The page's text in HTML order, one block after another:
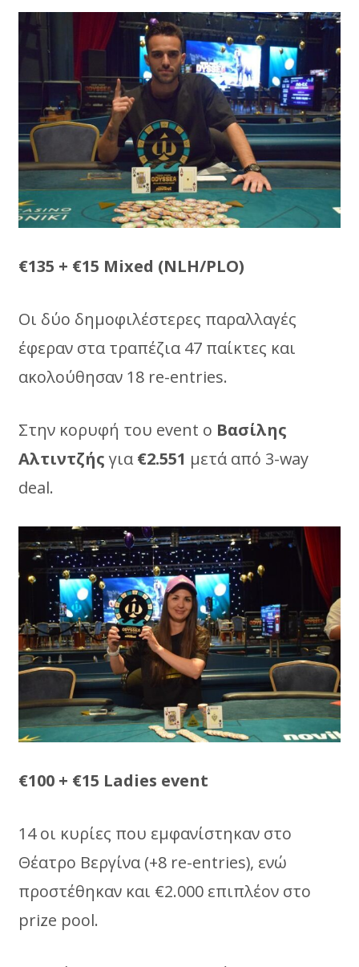
€135 + €15 Μixed (NLH/PLO)
Οι δύο δημοφιλέστερες παραλλαγές
έφεραν στα τραπέζια 47 παίκτες και
ακολούθησαν 18 re-entries.
Στην κορυφή του event o Βασίλης
Αλτιντζήςγια €2.551 μετά από 3-way
deal.
€100 + €15 Ladies event
14 οι κυρίες που εμφανίστηκαν στο
Θέατρο Βεργίνα (+8 re-entries), ενώ
προστέθηκαν και €2.000 επιπλέον στο
prize pool.